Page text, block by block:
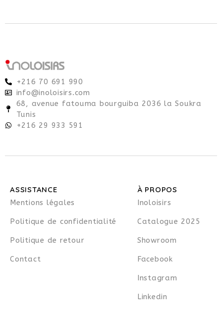
+216 70 691 990
info@inoloisirs.com
68, avenue fatouma bourguiba 2036 la Soukra
Tunis
+216 29 933 591
À PROPOS
Inoloisirs
Catalogue 2025
Showroom
Facebook
Instagram
Linkedin
ASSISTANCE
Mentions légales
Politique de confidentialité
Politique de retour
Contact